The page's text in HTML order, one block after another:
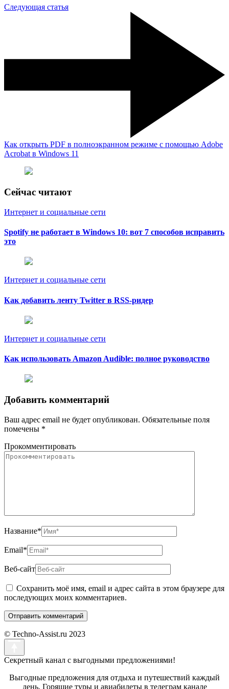
Следующая статья
Как открыть PDF в полноэкранном режиме с помощью Adobe
Acrobat в Windows 11
Сейчас читают
Интернет и социальные сети
Spotify не работает в Windows 10: вот 7 способов исправить
это
Интернет и социальные сети
Как добавить ленту Twitter в RSS-ридер
Интернет и социальные сети
Как использовать Amazon Audible: полное руководство
Добавить комментарий
Ваш адрес email не будет опубликован. Обязательные поля
помечены *
Прокомментировать
Название*
Email*
Веб-сайт
Сохранить моё имя, email и адрес сайта в этом браузере для
последующих моих комментариев.
© Techno-Assist.ru 2023
Секретный канал с выгодными предложениями!
Выгодные предложения для отдыха и путешествий каждый
день. Горящие туры и авиабилеты в телеграм канале